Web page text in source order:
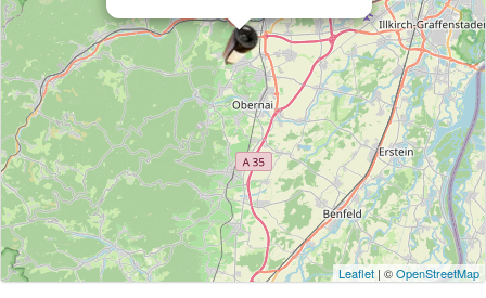
Leaflet | ©OpenStreetMap